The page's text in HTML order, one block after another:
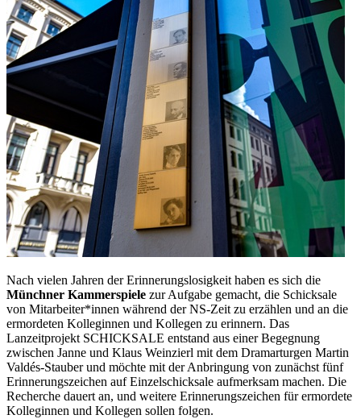
Nach vielen Jahren der Erinnerungslosigkeit haben es sich die
Münchner Kammerspiele zur Aufgabe gemacht, die Schicksale
von Mitarbeiter*innen während der NS-Zeit zu erzählen und an die
ermordeten Kolleginnen und Kollegen zu erinnern. Das
Lanzeitprojekt SCHICKSALE entstand aus einer Begegnung
zwischen Janne und Klaus Weinzierl mit dem Dramarturgen Martin
Valdés-Stauber und möchte mit der Anbringung von zunächst fünf
Erinnerungszeichen auf Einzelschicksale aufmerksam machen. Die
Recherche dauert an, und weitere Erinnerungszeichen für ermordete
Kolleginnen und Kollegen sollen folgen.